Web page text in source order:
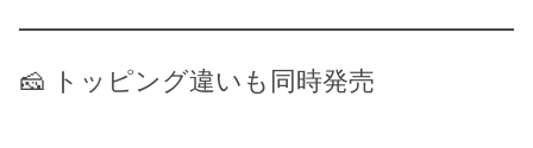
🧀 トッピング違いも同時発売